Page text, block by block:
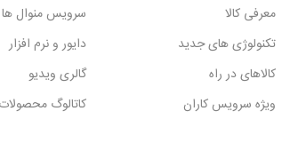
معرفی کالا
تکنولوژی های جدید
کالاهای در راه
ویژه سرویس کاران
سرویس منوال ها
دایور و نرم افزار
گالری ویدیو
کاتالوگ